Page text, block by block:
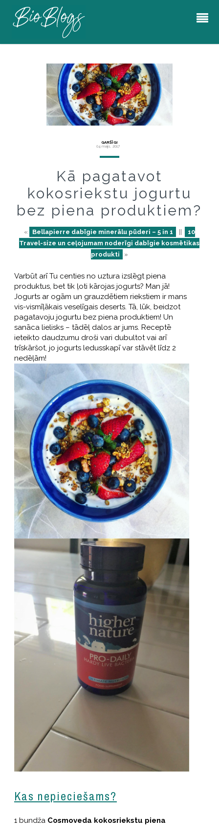
GARŠĪGI
04 maijs, 2017
Kā pagatavot
kokosriekstu jogurtu
bez piena produktiem?
« Bellapierre dabīgie minerālu pūderi – 5 in 1
10
Travel-size un ceļojumam noderīgi dabīgie kosmētikas
produkti
»
Varbūt arī Tu centies no uztura izslēgt piena
produktus, bet tik ļoti kārojas jogurts? Man jā!
Jogurts ar ogām un grauzdētiem riekstiem ir mans
vis-vismīļākais veselīgais deserts. Tā, lūk, beidzot
pagatavoju jogurtu bez piena produktiem! Un
sanāca lielisks – tādēļ dalos ar jums. Receptē
ieteikto daudzumu droši vari dubultot vai arī
trīskāršot, jo jogurts ledusskapī var stāvēt līdz 2
nedēļām!
Kas nepieciešams?
1 bundža Cosmoveda kokosriekstu piena